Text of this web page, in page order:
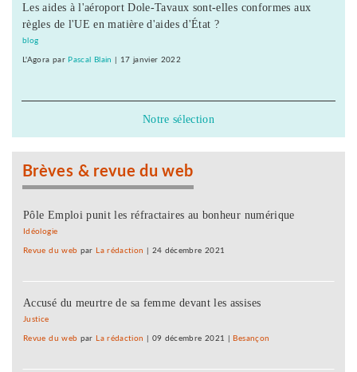
Les aides à l'aéroport Dole-Tavaux sont-elles conformes aux
règles de l'UE en matière d'aides d'État ?
blog
L'Agora par Pascal Blain 17 janvier 2022
Notre sélection
Brèves & revue du web
Pôle Emploi punit les réfractaires au bonheur numérique
Idéologie
Revue du web par La rédaction 24 décembre 2021
Accusé du meurtre de sa femme devant les assises
Justice
Revue du web par La rédaction 09 décembre 2021 Besançon